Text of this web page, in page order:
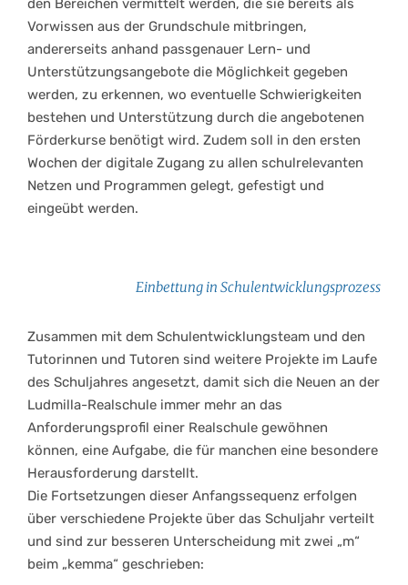
den Bereichen vermittelt werden, die sie bereits als
Vorwissen aus der Grundschule mitbringen,
andererseits anhand passgenauer Lern- und
Unterstützungsangebote die Möglichkeit gegeben
werden, zu erkennen, wo eventuelle Schwierigkeiten
bestehen und Unterstützung durch die angebotenen
Förderkurse benötigt wird. Zudem soll in den ersten
Wochen der digitale Zugang zu allen schulrelevanten
Netzen und Programmen gelegt, gefestigt und
eingeübt werden.
Einbettung in Schulentwicklungsprozess
Zusammen mit dem Schulentwicklungsteam und den
Tutorinnen und Tutoren sind weitere Projekte im Laufe
des Schuljahres angesetzt, damit sich die Neuen an der
Ludmilla-Realschule immer mehr an das
Anforderungsprofil einer Realschule gewöhnen
können, eine Aufgabe, die für manchen eine besondere
Herausforderung darstellt.
Die Fortsetzungen dieser Anfangssequenz erfolgen
über verschiedene Projekte über das Schuljahr verteilt
und sind zur besseren Unterscheidung mit zwei „m“
beim „kemma“ geschrieben: